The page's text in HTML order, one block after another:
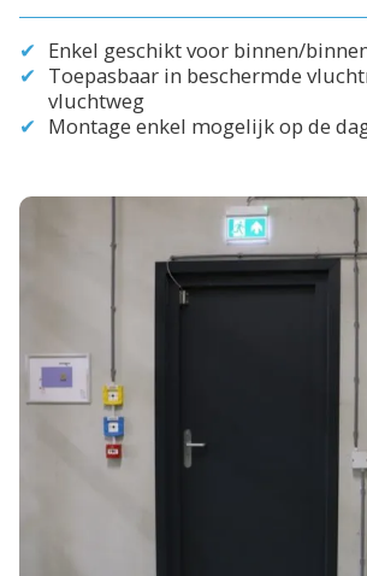
Enkel geschikt voor binnen/
Toepasbaar in beschermde
vluchtweg
Montage enkel mogelijk op de